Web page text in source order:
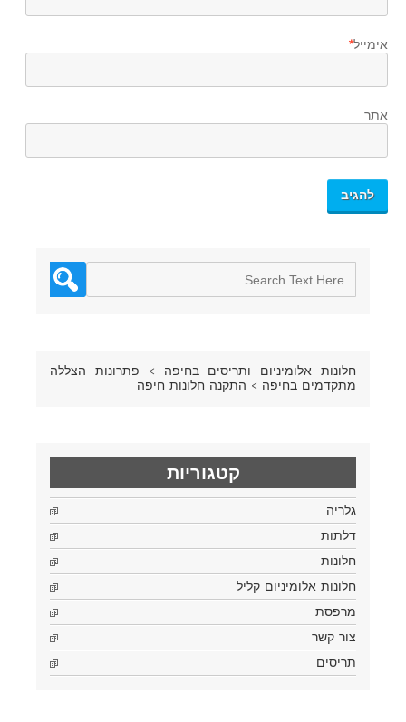
אימייל*
אתר
חלונות אלומיניום ותריסים בחיפה > פתרונות הצללה
מתקדמים בחיפה > התקנה חלונות חיפה
קטגוריות
גלריה
דלתות
חלונות
חלונות אלומיניום קליל
מרפסת
צור קשר
תריסים